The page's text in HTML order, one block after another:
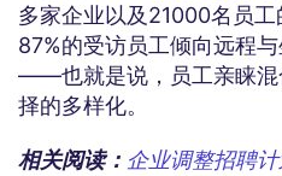
多家企业以及21000名员
87%的受访员工倾向远程
——也就是说，员工亲睐混
择的多样化。
相关阅读： 企业调整招聘